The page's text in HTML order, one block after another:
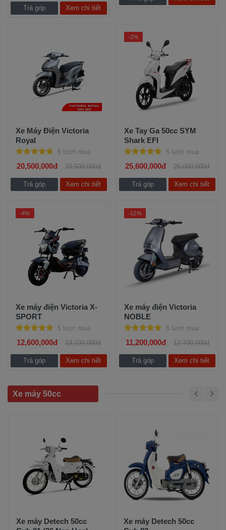
Trả góp Xem chi tiết
Xe Máy Điện Victoria
Royal
5 lượt mua
20,500,000đ 20,500,000đ
Trả góp Xem chi tiết
-2%
Xe Tay Ga 50cc SYM
Shark EFI
5 lượt mua
25,600,000đ 26,000,000đ
Trả góp Xem chi tiết
-4%
Xe máy điện Victoria X-
SPORT
5 lượt mua
12,600,000đ 13,100,000đ
Trả góp Xem chi tiết
-12%
Xe máy điện Victoria
NOBLE
5 lượt mua
11,200,000đ 12,700,000đ
Trả góp Xem chi tiết
Xe máy 50cc
Xe máy Detech 50cc
Xe máy Detech 50cc